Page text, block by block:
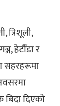
त्रिशूली,
हेटौँडा र
सहरहरूमा
दिएको